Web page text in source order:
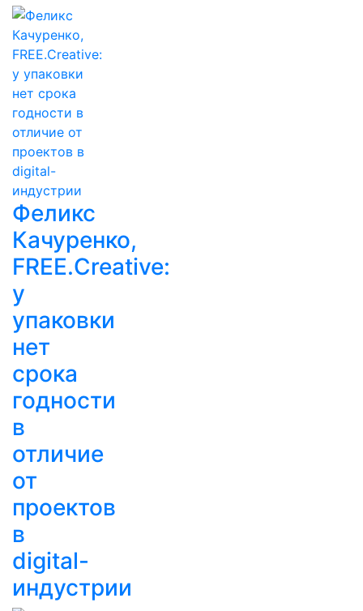
Феликс
Качуренко,
FREE.Creative:
у
упаковки
нет
срока
годности
в
отличие
от
проектов
в
digital-
индустрии